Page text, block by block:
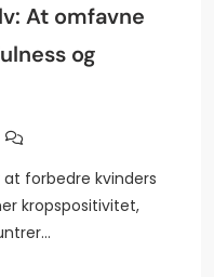
At omfavne
og
forbedre kvinders
kropspositivitet,